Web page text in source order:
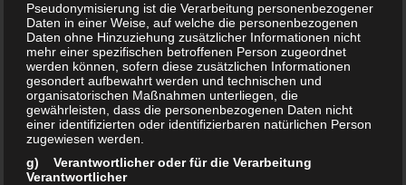
0
AKTUELLES 23. JANUAR 2024
Protokollentwurf GWA vom
15.1.2024
Protokollentwurf GWA- Zusammenkunft Neu
Olvenstedt am 15.1.2024 in der Seniorenresidenz
erfolgten Führungen durch die Einrichtung durch
Pseudonymisierung ist die Verarbeitung personenbezogener
Daten in einer Weise, auf welche die personenbezogenen
Daten ohne Hinzuziehung zusätzlicher Informationen nicht
mehr einer spezifischen betroffenen Person zugeordnet
werden können, sofern diese zusätzlichen Informationen
gesondert aufbewahrt werden und technischen und
organisatorischen Maßnahmen unterliegen, die
gewährleisten, dass die personenbezogenen Daten nicht
einer identifizierten oder identifizierbaren natürlichen Person
zugewiesen werden.
g) Verantwortlicher oder für die Verarbeitung
Verantwortlicher